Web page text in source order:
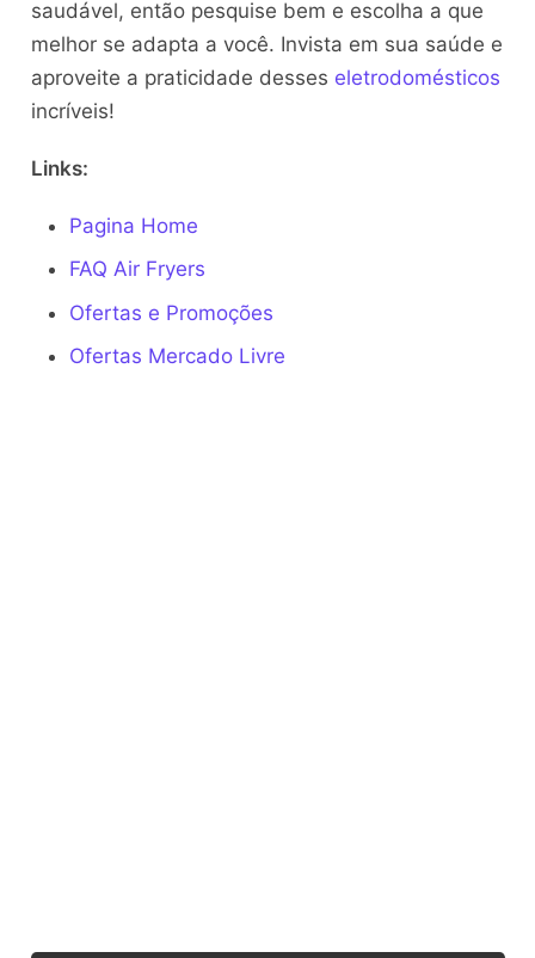
saudável, então pesquise bem e escolha a que
melhor se adapta a você. Invista em sua saúde e
aproveite a praticidade desses eletrodomésticos
incríveis!
Links:
Pagina Home
FAQ Air Fryers
Ofertas e Promoções
Ofertas Mercado Livre